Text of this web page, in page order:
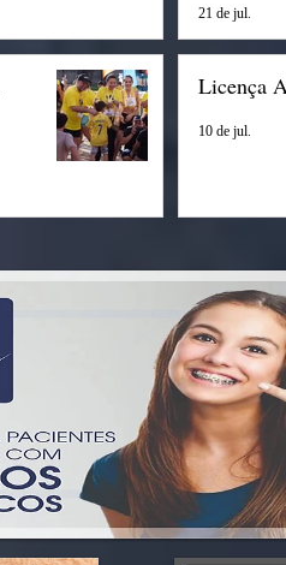
21 de jul.
Licença
10 de jul.